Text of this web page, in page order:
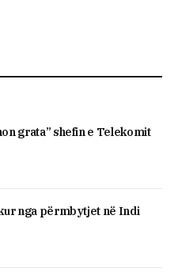
grata” shefin e Telekomit
nga përmbytjet në Indi